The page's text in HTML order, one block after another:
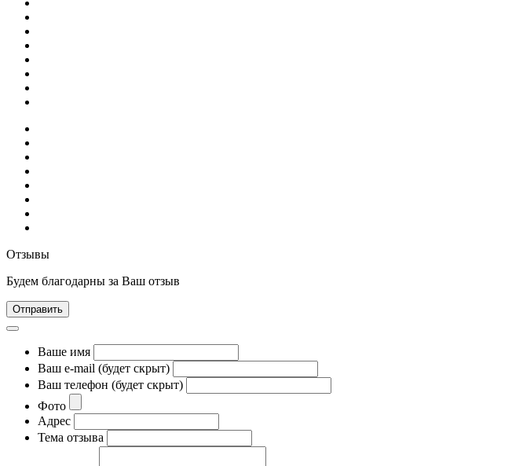
Отзывы
Будем благодарны за Ваш отзыв
Отправить
Ваше имя
Ваш e-mail (будет скрыт)
Ваш телефон (будет скрыт)
Фото
Адрес
Тема отзыва